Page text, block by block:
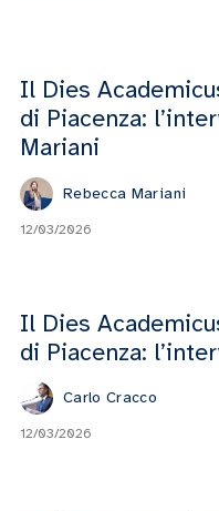
Il Dies
di Piacenza:
Mariani
Rebecca Mariani
12/03/2026
Il Dies
di Piacenza:
Carlo Cracco
12/03/2026